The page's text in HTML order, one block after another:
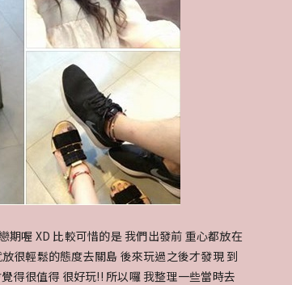
喔 XD 比較可惜的是 我們出發前 重心都放在
很輕鬆的態度去關島 後來玩過之後才發現 到
得很值得 很好玩!! 所以囉 我整理一些當時去